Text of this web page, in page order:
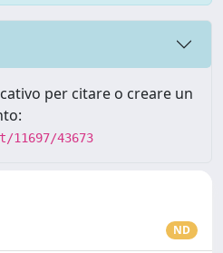
per citare o creare un
43673
ND